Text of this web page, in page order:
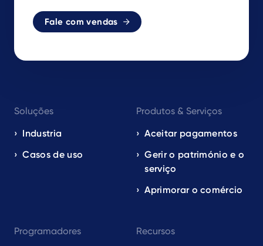
Fale com vendas
navigation
EN
Soluções
Industria
Casos de uso
Produtos & Serviços
Aceitar pagamentos
Gerir o património e o
serviço
Aprimorar o comércio
Programadores
Recursos